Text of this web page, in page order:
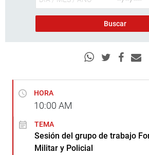
HORA
10:00 AM
TEMA
Sesión del grupo de trabajo
Militar y Policial